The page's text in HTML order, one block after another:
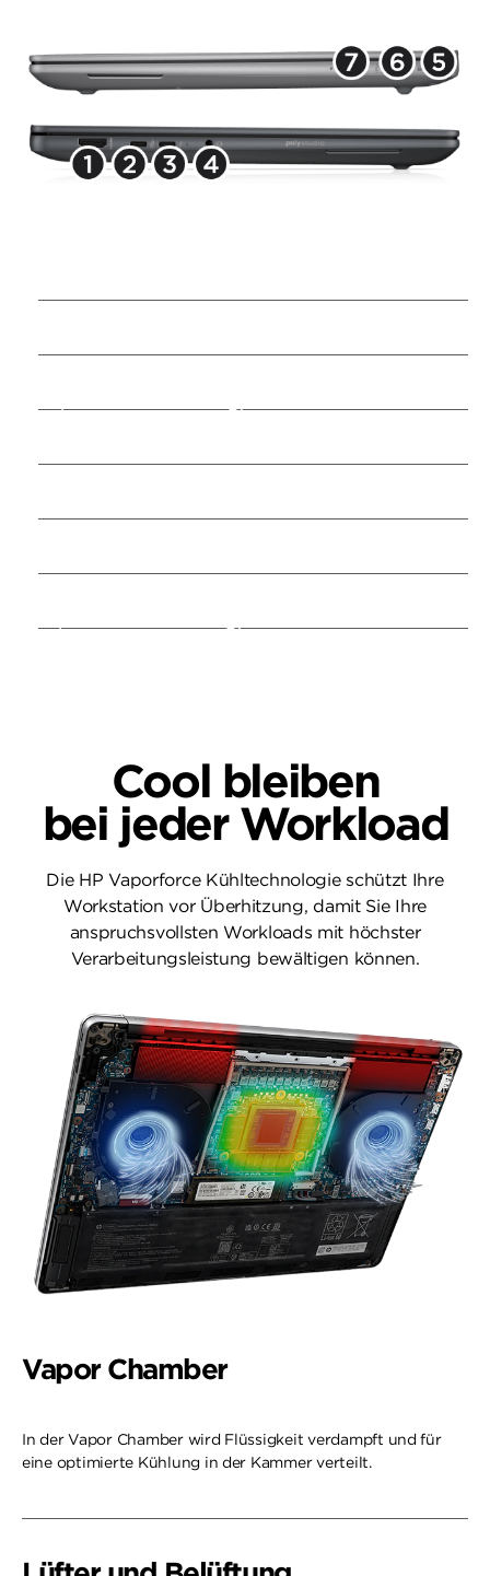
Thunderbolt™4 mit USB
Thunderbolt™4 mit USB
Cool bleiben
bei jeder Workload
Die HP Vaporforce Kühltechnologie schützt Ihre
Workstation vor Überhitzung, damit Sie Ihre
anspruchsvollsten Workloads mit höchster
Verarbeitungsleistung bewältigen können.
Vapor Chamber
In der Vapor Chamber wird Flüssigkeit verdampft und für
eine optimierte Kühlung in der Kammer verteilt.